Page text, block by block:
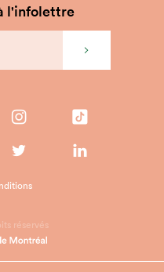
l'infolettre
réservés